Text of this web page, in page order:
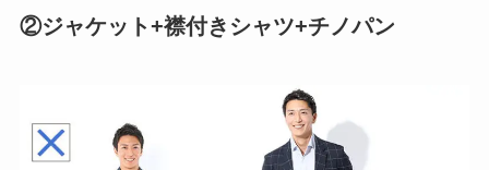
②ジャケット+襟付きシャツ+チノパン